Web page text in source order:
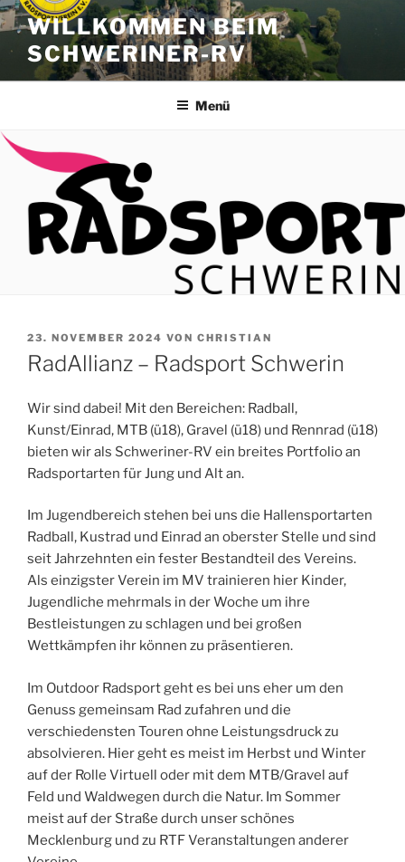
Zum
Inhalt
springen
WILLKOMMEN BEIM
SCHWERINER-RV
Menü
VERÖFFENTLICHT
AM
23. NOVEMBER 2024 VON CHRISTIAN
RadAllianz – Radsport Schwerin
Wir sind dabei! Mit den Bereichen: Radball,
Kunst/Einrad, MTB (ü18), Gravel (ü18) und Rennrad (ü18)
bieten wir als Schweriner-RV ein breites Portfolio an
Radsportarten für Jung und Alt an.
Im Jugendbereich stehen bei uns die Hallensportarten
Radball, Kustrad und Einrad an oberster Stelle und sind
seit Jahrzehnten ein fester Bestandteil des Vereins.
Als einzigster Verein im MV trainieren hier Kinder,
Jugendliche mehrmals in der Woche um ihre
Bestleistungen zu schlagen und bei großen
Wettkämpfen ihr können zu präsentieren.
Im Outdoor Radsport geht es bei uns eher um den
Genuss gemeinsam Rad zufahren und die
verschiedensten Touren ohne Leistungsdruck zu
absolvieren. Hier geht es meist im Herbst und Winter
auf der Rolle Virtuell oder mit dem MTB/Gravel auf
Feld und Waldwegen durch die Natur. Im Sommer
meist auf der Straße durch unser schönes
Mecklenburg und zu RTF Veranstaltungen anderer